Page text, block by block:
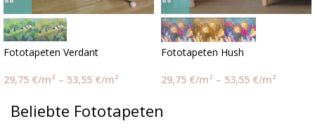
Fototapeten Verdant
29,75 €/m² – 53,55 €/m²
Fototapeten Hush
29,75 €/m² – 53,55 €/m²
Beliebte Fototapeten